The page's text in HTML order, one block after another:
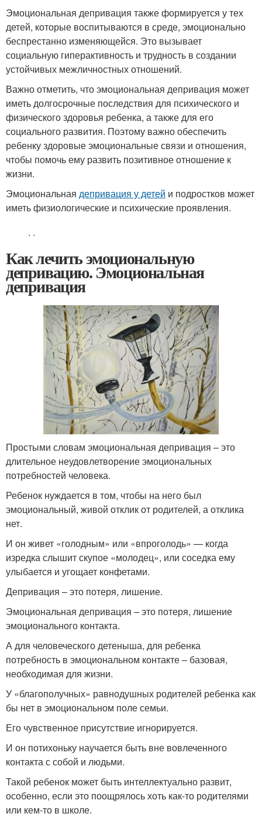
Эмоциональная депривация также формируется у тех
детей, которые воспитываются в среде, эмоционально
беспрестанно изменяющейся. Это вызывает
социальную гиперактивность и трудность в создании
устойчивых межличностных отношений.
Важно отметить, что эмоциональная депривация может
иметь долгосрочные последствия для психического и
физического здоровья ребенка, а также для его
социального развития. Поэтому важно обеспечить
ребенку здоровые эмоциональные связи и отношения,
чтобы помочь ему развить позитивное отношение к
жизни.
Эмоциональная депривация у детей и подростков может
иметь физиологические и психические проявления.
. .
Как лечить эмоциональную
депривацию. Эмоциональная
депривация
Простыми словам эмоциональная депривация – это
длительное неудовлетворение эмоциональных
потребностей человека.
Ребенок нуждается в том, чтобы на него был
эмоциональный, живой отклик от родителей, а отклика
нет.
И он живет «голодным» или «впроголодь» — когда
изредка слышит скупое «молодец», или соседка ему
улыбается и угощает конфетами.
Депривация – это потеря, лишение.
Эмоциональная депривация – это потеря, лишение
эмоционального контакта.
А для человеческого детеныша, для ребенка
потребность в эмоциональном контакте – базовая,
необходимая для жизни.
У «благополучных» равнодушных родителей ребенка как
бы нет в эмоциональном поле семьи.
Его чувственное присутствие игнорируется.
И он потихоньку научается быть вне вовлеченного
контакта с собой и людьми.
Такой ребенок может быть интеллектуально развит,
особенно, если это поощрялось хоть как-то родителями
или кем-то в школе.